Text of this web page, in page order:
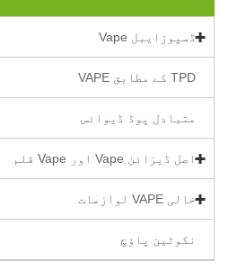
ڈسپوزایبل Vape
TPD کے مطابق VAPE
متبادل پوڈ ڈیوائس
اصل ڈیزائن Vape اور Vape قلم
خالی VAPE لوازمات
نکوٹین پاؤچ